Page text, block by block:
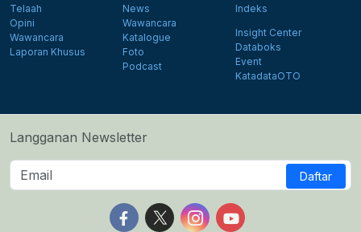
Telaah
Opini
Wawancara
Laporan Khusus
News
Wawancara
Katalogue
Foto
Podcast
Indeks
Insight Center
Databoks
Event
KatadataOTO
Langganan Newsletter
Daftar
Follow us on Facebook
Follow us on X
Follow us on Instagram
Follow us on